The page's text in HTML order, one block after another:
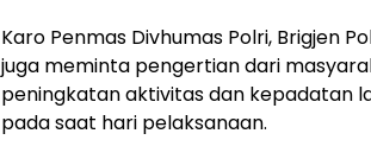
Karo Penmas Divhumas Polri, Brigjen
juga meminta pengertian dari
peningkatan aktivitas dan kepadatan
pada saat hari pelaksanaan.